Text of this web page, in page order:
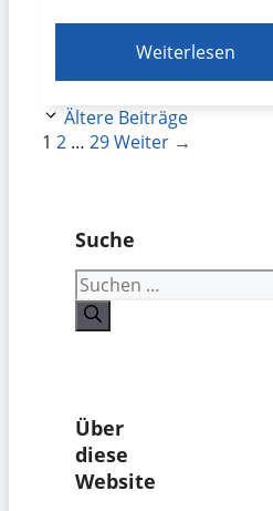
Weiterlesen
Ältere Beiträge
Seite
1 Seite
2 … Seite
29Weiter →
Suche
Suchen
nach:
Über
diese
Website